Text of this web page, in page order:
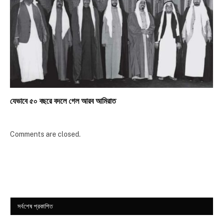
যেভাবে ৫০ বছরে বদলে গেল আরব আমিরাত
Comments are closed.
সর্বশেষ প্রকাশিত